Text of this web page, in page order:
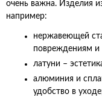
очень важна. Изделия
например:
нержавеющей
повреждениям и
латуни –
алюминия и
удобство в